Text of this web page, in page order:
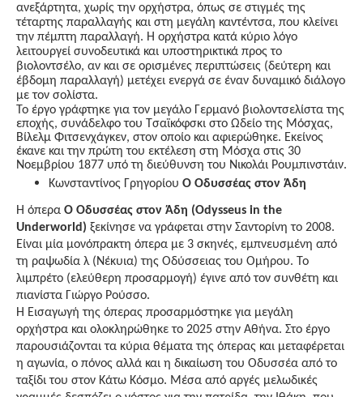
ανεξάρτητα, χωρίς την ορχήστρα, όπως σε στιγμές της
τέταρτης παραλλαγής και στη μεγάλη καντέντσα, που κλείνει
την πέμπτη παραλλαγή. Η ορχήστρα κατά κύριο λόγο
λειτουργεί συνοδευτικά και υποστηρικτικά προς το
βιολοντσέλο, αν και σε ορισμένες περιπτώσεις (δεύτερη και
έβδομη παραλλαγή) μετέχει ενεργά σε έναν δυναμικό διάλογο
με τον σολίστα.
Το έργο γράφτηκε για τον μεγάλο Γερμανό βιολοντσελίστα της
εποχής, συνάδελφο του Τσαϊκόφσκι στο Ωδείο της Μόσχας,
Βίλελμ Φιτσενχάγκεν, στον οποίο και αφιερώθηκε. Εκείνος
έκανε και την πρώτη του εκτέλεση στη Μόσχα στις 30
Νοεμβρίου 1877 υπό τη διεύθυνση του Νικολάι Ρουμπινστάιν.
Κωνσταντίνος Γρηγορίου Ο Οδυσσέας στον Άδη
Η όπερα Ο Οδυσσέας στον Άδη (Odysseus in the
Underworld) ξεκίνησε να γράφεται στην Σαντορίνη το 2008.
Είναι μία μονόπρακτη όπερα με 3 σκηνές, εμπνευσμένη από
τη ραψωδία λ (Νέκυια) της Οδύσσειας του Ομήρου. Το
λιμπρέτο (ελεύθερη προσαρμογή) έγινε από τον συνθέτη και
πιανίστα Γιώργο Ρούσσο.
Η Εισαγωγή της όπερας προσαρμόστηκε για μεγάλη
ορχήστρα και ολοκληρώθηκε το 2025 στην Αθήνα. Στο έργο
παρουσιάζονται τα κύρια θέματα της όπερας και μεταφέρεται
η αγωνία, ο πόνος αλλά και η δικαίωση του Οδυσσέα από το
ταξίδι του στον Κάτω Κόσμο. Μέσα από αργές μελωδικές